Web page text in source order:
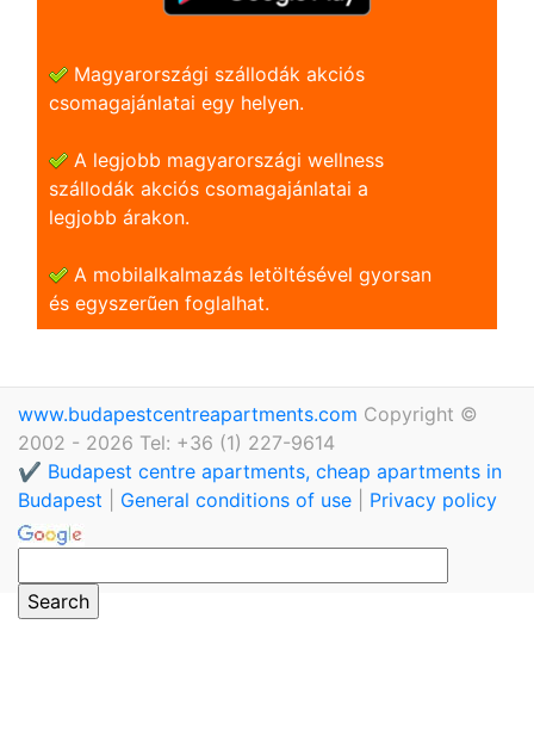
Magyarországi szállodák akciós
csomagajánlatai egy helyen.
A legjobb magyarországi wellness
szállodák akciós csomagajánlatai a
legjobb árakon.
A mobilalkalmazás letöltésével gyorsan
és egyszerũen foglalhat.
www.budapestcentreapartments.com Copyright ©
2002 - 2026 Tel: +36 (1) 227-9614
✔️ Budapest centre apartments, cheap apartments in
Budapest
General conditions of use Privacy policy